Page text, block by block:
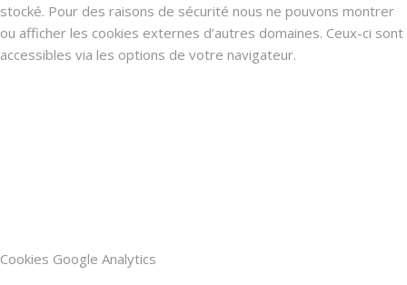
stocké. Pour des raisons de sécurité nous ne pouvons montrer
ou afficher les cookies externes d’autres domaines. Ceux-ci sont
accessibles via les options de votre navigateur.
Cookies Google Analytics